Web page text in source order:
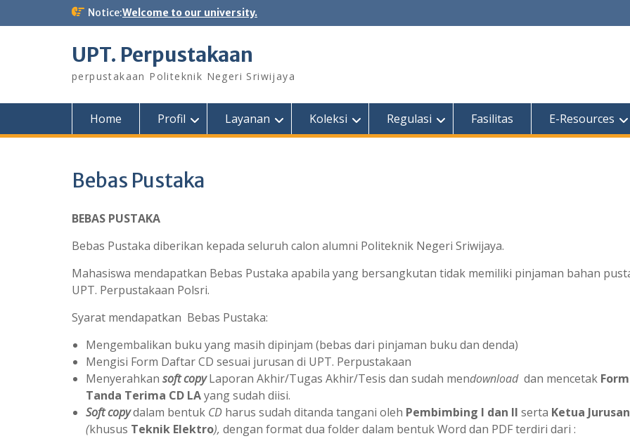
Notice:Welcome to our university.
UPT. Perpustakaan
perpustakaan Politeknik Negeri Sriwijaya
Home Profil Layanan Koleksi Regulasi Fasilitas E-Resources
Bebas Pustaka
BEBAS PUSTAKA
Bebas Pustaka diberikan kepada seluruh calon alumni Politeknik Negeri Sriwijaya.
Mahasiswa mendapatkan Bebas Pustaka apabila yang bersangkutan tidak memiliki pinjaman bahan
UPT. Perpustakaan Polsri.
Syarat mendapatkan Bebas Pustaka:
Mengembalikan buku yang masih dipinjam (bebas dari pinjaman buku dan denda)
Mengisi Form Daftar CD sesuai jurusan di UPT. Perpustakaan
Menyerahkan soft copyLaporan Akhir/Tugas Akhir/Tesis dan sudah mendownload dan mencetak Form
Tanda Terima CD LAyang sudah diisi.
Soft copydalam bentuk CD harus sudah ditanda tangani oleh Pembimbing I dan II serta Ketua Jurusan
(khusus Teknik Elektro), dengan format dua folder dalam bentuk Word dan PDF terdiri dari :